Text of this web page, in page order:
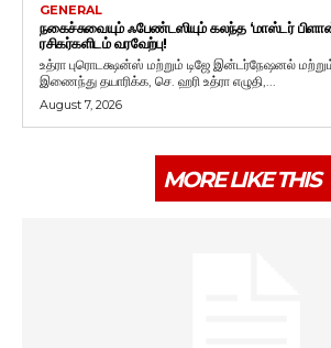
GENERAL
நகைச்சுவையும் ஃபேண்டஸியும் கலந்த ‘மாஸ்டர்
ரசிகர்களிடம் வரவேற்பு!
உத்ரா புரொடக்ஷன்ஸ் மற்றும் டிஜே இன்டர்நேஷனல் மற்றும்
இணைந்து தயாரிக்க, செ. ஹரி உத்ரா எழுதி,...
August 7, 2026
MORE LIKE THIS